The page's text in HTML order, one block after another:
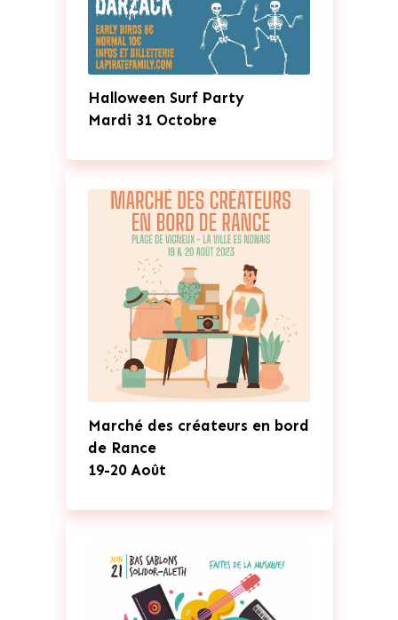
Halloween Surf Party
Mardi 31 Octobre
Marché des créateurs en bord
de Rance
19-20 Août